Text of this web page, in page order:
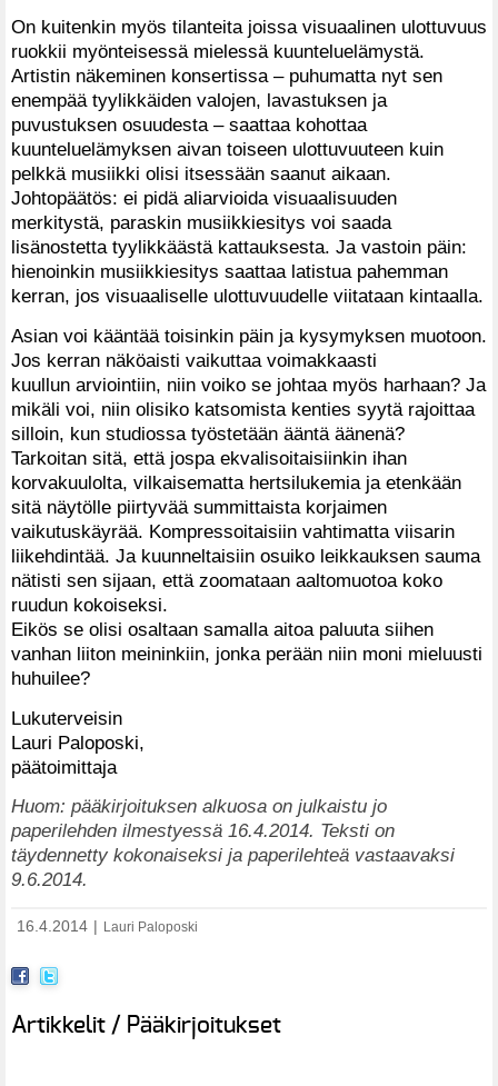
On kuitenkin myös tilanteita joissa visuaalinen ulottuvuus
ruokkii myönteisessä mielessä kuunteluelämystä.
Artistin näkeminen konsertissa – puhumatta nyt sen
enempää tyylikkäiden valojen, lavastuksen ja
puvustuksen osuudesta – saattaa kohottaa
kuunteluelämyksen aivan toiseen ulottuvuuteen kuin
pelkkä musiikki olisi itsessään saanut aikaan.
Johtopäätös: ei pidä aliarvioida visuaalisuuden
merkitystä, paraskin musiikkiesitys voi saada
lisänostetta tyylikkäästä kattauksesta. Ja vastoin päin:
hienoinkin musiikkiesitys saattaa latistua pahemman
kerran, jos visuaaliselle ulottuvuudelle viitataan kintaalla.
Asian voi kääntää toisinkin päin ja kysymyksen muotoon.
Jos kerran näköaisti vaikuttaa voimakkaasti
kuullun arviointiin, niin voiko se johtaa myös harhaan? Ja
mikäli voi, niin olisiko katsomista kenties syytä rajoittaa
silloin, kun studiossa työstetään ääntä äänenä?
Tarkoitan sitä, että jospa ekvalisoitaisiinkin ihan
korvakuulolta, vilkaisematta hertsilukemia ja etenkään
sitä näytölle piirtyvää summittaista korjaimen
vaikutuskäyrää. Kompressoitaisiin vahtimatta viisarin
liikehdintää. Ja kuunneltaisiin osuiko leikkauksen sauma
nätisti sen sijaan, että zoomataan aaltomuotoa koko
ruudun kokoiseksi.
Eikös se olisi osaltaan samalla aitoa paluuta siihen
vanhan liiton meininkiin, jonka perään niin moni mieluusti
huhuilee?
Lukuterveisin
Lauri Paloposki,
päätoimittaja
Huom: pääkirjoituksen alkuosa on julkaistu jo
paperilehden ilmestyessä 16.4.2014. Teksti on
täydennetty kokonaiseksi ja paperilehteä vastaavaksi
9.6.2014.
16.4.2014 Lauri Paloposki
Artikkelit / Pääkirjoitukset